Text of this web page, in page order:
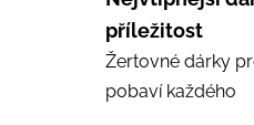
příležitost
Žertovné dárky
pobaví každého